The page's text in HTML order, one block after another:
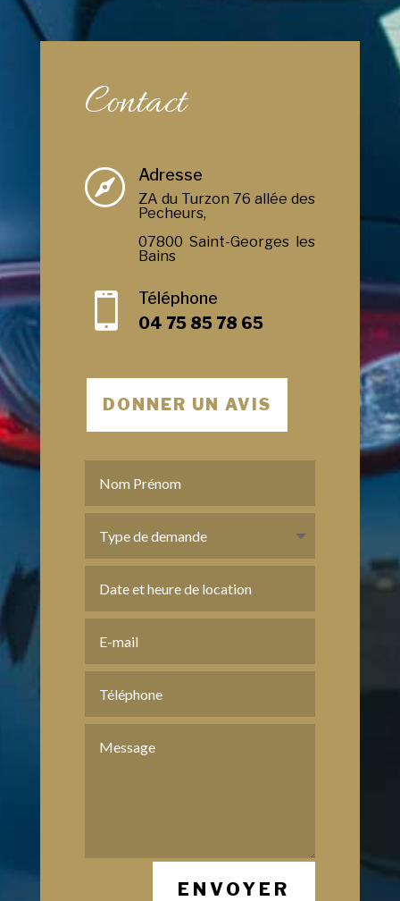
Contact
 Adresse
ZA du Turzon 76 allée des
Pecheurs,
07800 Saint-Georges les
Bains

Téléphone
04 75 85 78 65
DONNER UN AVIS
ENVOYER